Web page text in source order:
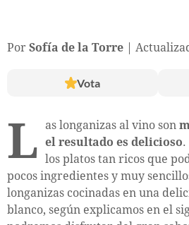
Por Sofía de la Torre
Vota
L as longanizas al vino son
el resultado es delicioso.
los platos tan ricos que
pocos ingredientes y muy
longanizas cocinadas en una
blanco, según explicamos en el